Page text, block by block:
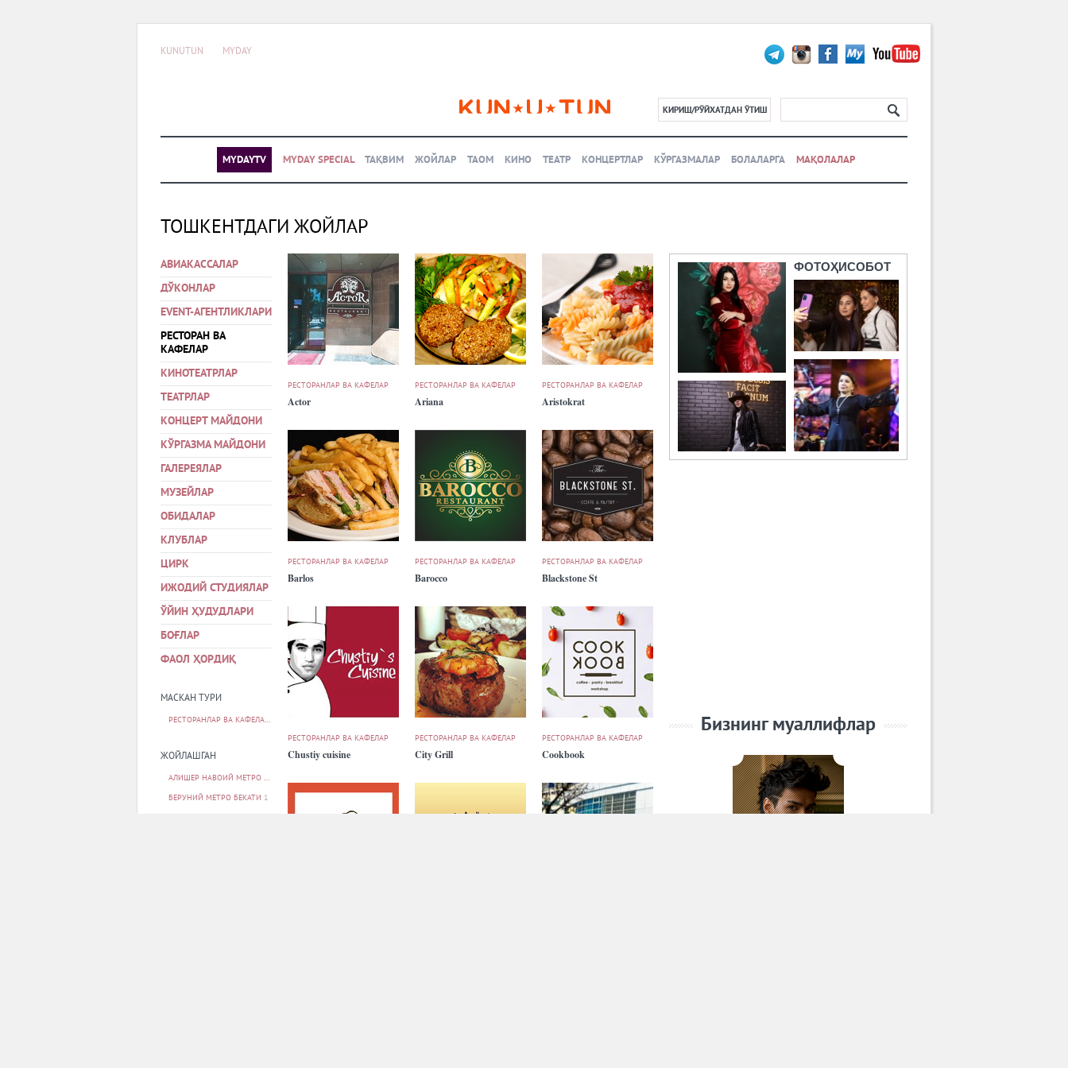
KUNUTUN MYDAY
КИРИШ/РЎЙХАТДАН ЎТИШ
MYDAYTV MYDAY SPECIAL ТАҚВИМ ЖОЙЛАР ТАОМ КИНО ТЕАТР КОНЦЕРТЛАР КЎРГАЗМАЛАР БОЛАЛАРГА МАҚОЛАЛАР
ТОШКЕНТДАГИ ЖОЙЛАР
АВИАКАССАЛАР
ДЎКОНЛАР
EVENT-АГЕНТЛИКЛАРИ
РЕСТОРАН ВА
КАФЕЛАР
КИНОТЕАТРЛАР
ТЕАТРЛАР
КОНЦЕРТ МАЙДОНИ
КЎРГАЗМА МАЙДОНИ
ГАЛЕРЕЯЛАР
МУЗЕЙЛАР
ОБИДАЛАР
КЛУБЛАР
ЦИРК
ИЖОДИЙ СТУДИЯЛАР
ЎЙИН ҲУДУДЛАРИ
БОҒЛАР
ФАОЛ ҲОРДИҚ
МАСКАН ТУРИ
РЕСТОРАНЛАР ВА КАФЕЛАР
ЖОЙЛАШГАН
АЛИШЕР НАВОИЙ МЕТРО БЕКАТИ
БЕРУНИЙ МЕТРО БЕКАТИ 1
РЕСТОРАНЛАР ВА КАФЕЛАР
Actor
РЕСТОРАНЛАР ВА КАФЕЛАР
Ariana
РЕСТОРАНЛАР ВА КАФЕЛАР
Aristokrat
РЕСТОРАНЛАР ВА КАФЕЛАР
Barlos
РЕСТОРАНЛАР ВА КАФЕЛАР
Barocco
РЕСТОРАНЛАР ВА КАФЕЛАР
Blackstone St
РЕСТОРАНЛАР ВА КАФЕЛАР
Chustiy cuisine
РЕСТОРАНЛАР ВА КАФЕЛАР
City Grill
РЕСТОРАНЛАР ВА КАФЕЛАР
Cookbook
ФОТОҲИСОБОТ
Бизнинг муаллифлар